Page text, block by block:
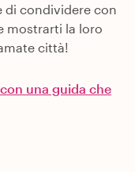
di condividere con
mostrarti la loro
città!
una guida che